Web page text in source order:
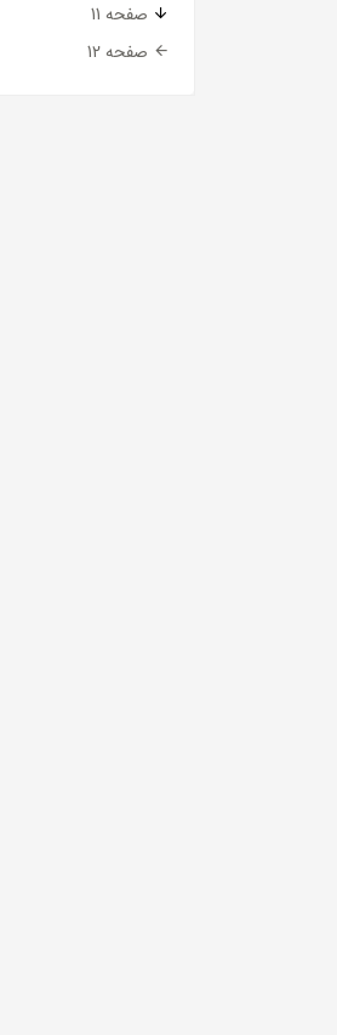
صفحه 11
صفحه 12